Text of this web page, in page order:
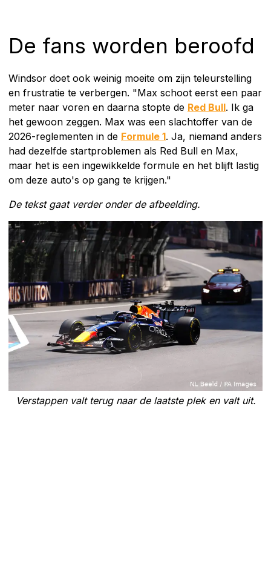
De fans worden beroofd
Windsor doet ook weinig moeite om zijn teleurstelling
en frustratie te verbergen. "Max schoot eerst een paar
meter naar voren en daarna stopte de Red Bull. Ik ga
het gewoon zeggen. Max was een slachtoffer van de
2026-reglementen in de Formule 1. Ja, niemand anders
had dezelfde startproblemen als Red Bull en Max,
maar het is een ingewikkelde formule en het blijft lastig
om deze auto's op gang te krijgen."
De tekst gaat verder onder de afbeelding.
Verstappen valt terug naar de laatste plek en valt uit.